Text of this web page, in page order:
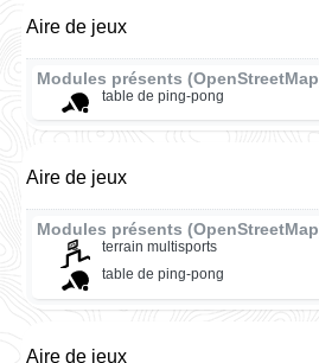
Aire de jeux
Modules présents
table de ping-pong
Aire de jeux
Modules présents
terrain multisports
table de ping-pong
Aire de jeux